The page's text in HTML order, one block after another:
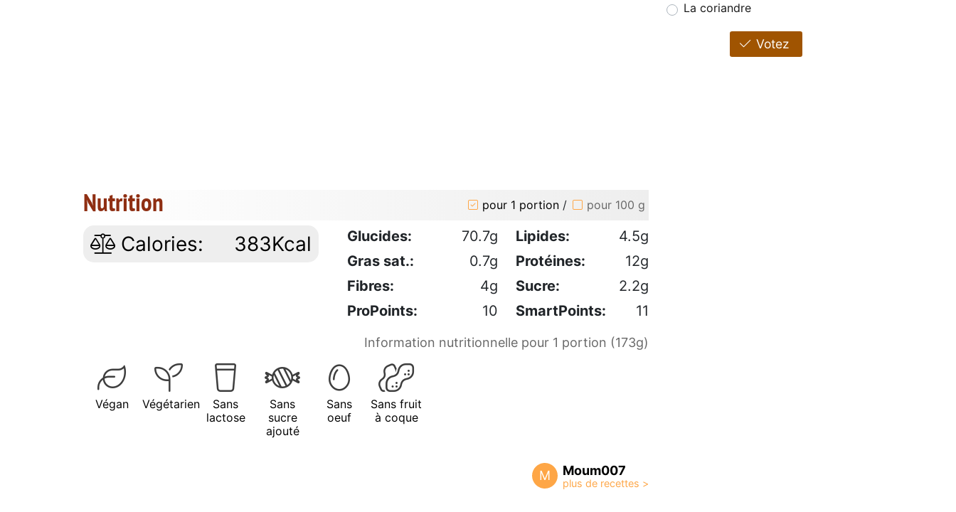
Nutrition pour 1 portion / pour 100 g
Calories: 383Kcal Glucides: 70.7g Lipides:
4.5g
Gras sat.:
0.7g Protéines:
12g
Fibres:
4g Sucre:
2.2g
ProPoints:
10 SmartPoints: 11
Information nutritionnelle pour 1 portion (173g)
Végan Végétarien
Sans
lactose
Sans
sucre
ajouté
Sans
oeuf
Sans fruit
à coque
M Moum007
La coriandre
Votez